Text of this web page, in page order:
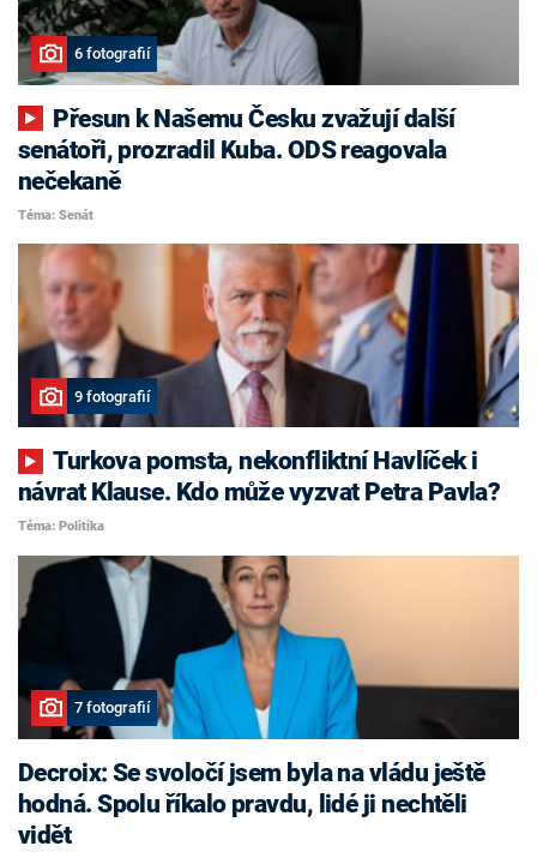
6 fotografií
senátoři, prozradil Kuba. ODS reagovala
nečekaně
Téma: Senát
9 fotografií
Turkova pomsta, nekonfliktní Havlíček i
návrat Klause. Kdo může vyzvat Petra Pavla?
Téma: Politika
7 fotografií
Decroix: Se svoločí jsem byla na vládu ještě
hodná. Spolu říkalo pravdu, lidé ji nechtěli
vidět